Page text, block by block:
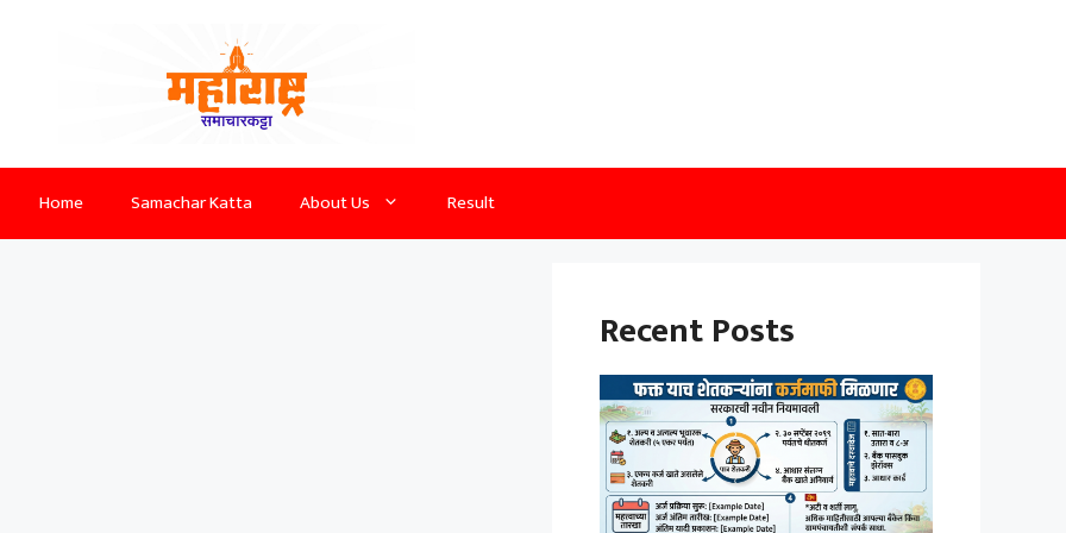
Home Samachar Katta About Us Result
Recent Posts